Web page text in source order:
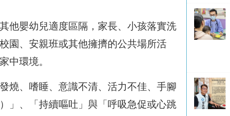
他嬰幼兒適度區隔，家長、小孩落實洗
園、安親班或其他擁擠的公共場所活
中環境。
燒、嗜睡、意識不清、活力不佳、手腳
」、「持續嘔吐」與「呼吸急促或心跳